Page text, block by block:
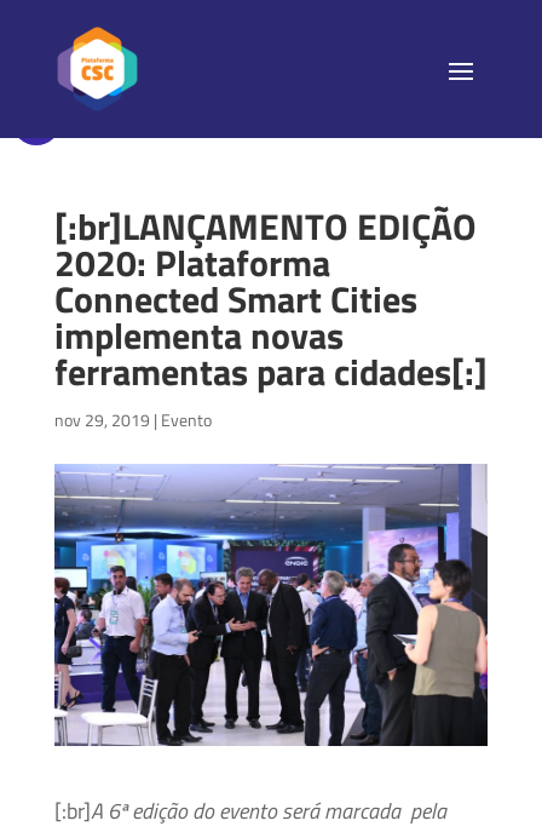
[:br]LANÇAMENTO EDIÇÃO
2020: Plataforma
Connected Smart Cities
implementa novas
ferramentas para cidades[:]
nov 29, 2019 | Evento
[:br]A 6ª edição do evento será marcada pela